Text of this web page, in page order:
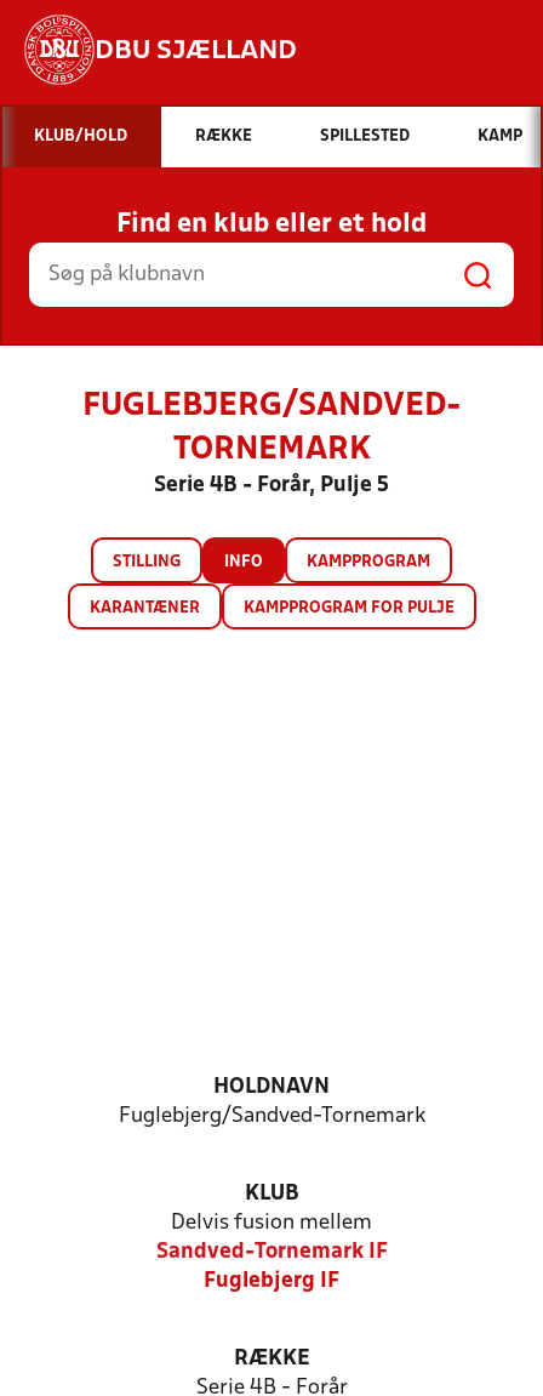
DBU SJÆLLAND
Hvad vil du søge efter?
INDHOLD OG NYHEDER
STILLINGER, RESULTATER, KLUBBER OG
HOLD
KLUB/HOLD RÆKKE SPILLESTED KAMP
Find en klub eller et hold
FUGLEBJERG/SANDVED-
TORNEMARK
Serie 4B - Forår, Pulje 5
STILLING INFO KAMPPROGRAM
KARANTÆNER KAMPPROGRAM FOR PULJE
HOLDNAVN
Fuglebjerg/Sandved-Tornemark
KLUB
Delvis fusion mellem
Sandved-Tornemark IF
Fuglebjerg IF
RÆKKE
Serie 4B - Forår